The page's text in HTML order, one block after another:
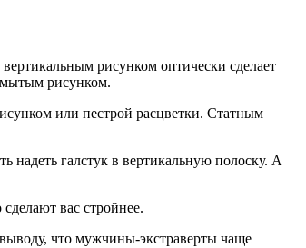
рисунком оптически сделает
рисунком.
или пестрой расцветки. Статным
галстук в вертикальную полоску. А
вас стройнее.
что мужчины-экстраверты чаще